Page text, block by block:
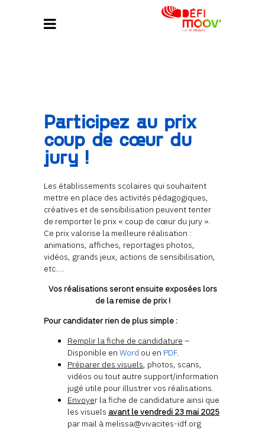
Participez au prix
coup de cœur du
jury !
Les établissements scolaires qui souhaitent
mettre en place des activités pédagogiques,
créatives et de sensibilisation peuvent tenter
de remporter le prix « coup de cœur du jury ».
Ce prix valorise la meilleure réalisation :
animations, affiches, reportages photos,
vidéos, grands jeux, actions de sensibilisation,
etc….
Vos réalisations seront ensuite exposées lors
de la remise de prix !
Pour candidater rien de plus simple :
Remplir la fiche de candidature –
Disponible en Word ou en PDF.
Préparer des visuels, photos, scans,
vidéos ou tout autre support/information
jugé utile pour illustrer vos réalisations.
Envoyer la fiche de candidature ainsi que
les visuels avant le vendredi 23 mai 2025
par mail à melissa@vivacites-idf.org